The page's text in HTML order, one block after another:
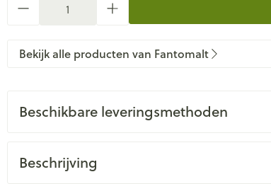
Bekijk alle producten van Fantomalt
Beschikbare leveringsmethoden
Beschrijving